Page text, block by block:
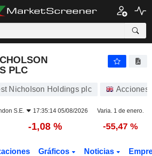
PLC
Nicholson Holdings plc Acciones
S.E. 17:35:14 05/08/2026 Varia. 1 de enero.
-1,08 % -55,47 %
Gráficos Noticias